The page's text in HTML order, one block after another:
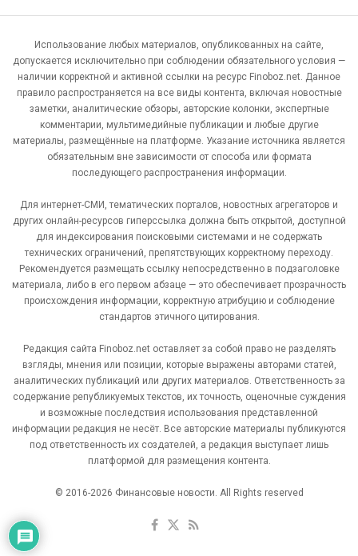
Использование любых материалов, опубликованных на сайте,
допускается исключительно при соблюдении обязательного условия —
наличии корректной и активной ссылки на ресурс Finoboz.net. Данное
правило распространяется на все виды контента, включая новостные
заметки, аналитические обзоры, авторские колонки, экспертные
комментарии, мультимедийные публикации и любые другие
материалы, размещённые на платформе. Указание источника является
обязательным вне зависимости от способа или формата
последующего распространения информации.
Для интернет-СМИ, тематических порталов, новостных агрегаторов и
других онлайн-ресурсов гиперссылка должна быть открытой, доступной
для индексирования поисковыми системами и не содержать
технических ограничений, препятствующих корректному переходу.
Рекомендуется размещать ссылку непосредственно в подзаголовке
материала, либо в его первом абзаце — это обеспечивает прозрачность
происхождения информации, корректную атрибуцию и соблюдение
стандартов этичного цитирования.
Редакция сайта Finoboz.net оставляет за собой право не разделять
взгляды, мнения или позиции, которые выражены авторами статей,
аналитических публикаций или других материалов. Ответственность за
содержание републикуемых текстов, их точность, оценочные суждения
и возможные последствия использования представленной
информации редакция не несёт. Все авторские материалы публикуются
под ответственность их создателей, а редакция выступает лишь
платформой для размещения контента.
© 2016-2026 Финансовые новости. All Rights reserved